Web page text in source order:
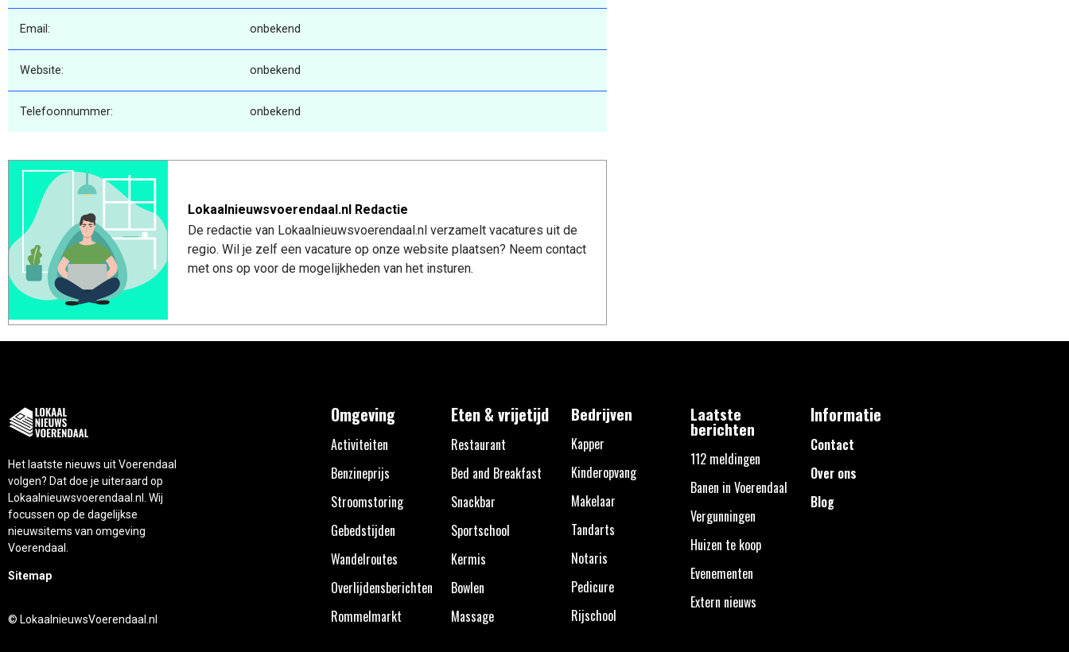
Email: onbekend
Website: onbekend
Telefoonnummer: onbekend
Lokaalnieuwsvoerendaal.nl Redactie
De redactie van Lokaalnieuwsvoerendaal.nl verzamelt vacatures uit de
regio. Wil je zelf een vacature op onze website plaatsen? Neem contact
met ons op voor de mogelijkheden van het insturen.
Het laatste nieuws uit Voerendaal
volgen? Dat doe je uiteraard op
Lokaalnieuwsvoerendaal.nl. Wij
focussen op de dagelijkse
nieuwsitems van omgeving
Voerendaal.
Sitemap
© LokaalnieuwsVoerendaal.nl
Omgeving
Activiteiten
Benzineprijs
Stroomstoring
Gebedstijden
Wandelroutes
Overlijdensberichten
Rommelmarkt
Eten & vrijetijd
Restaurant
Bed and Breakfast
Snackbar
Sportschool
Kermis
Bowlen
Massage
Bedrijven
Kapper
Kinderopvang
Makelaar
Tandarts
Notaris
Pedicure
Rijschool
Laatste
berichten
112 meldingen
Banen in Voerendaal
Vergunningen
Huizen te koop
Evenementen
Extern nieuws
Informatie
Contact
Over ons
Blog